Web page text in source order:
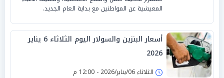
المعيشية عن المواطنين مع بداية العام الجديد.
أسعار البنزين والسولار اليوم الثلاثاء 6 يناير
2026
الثلاثاء 06/يناير/2026 - 12:00 م